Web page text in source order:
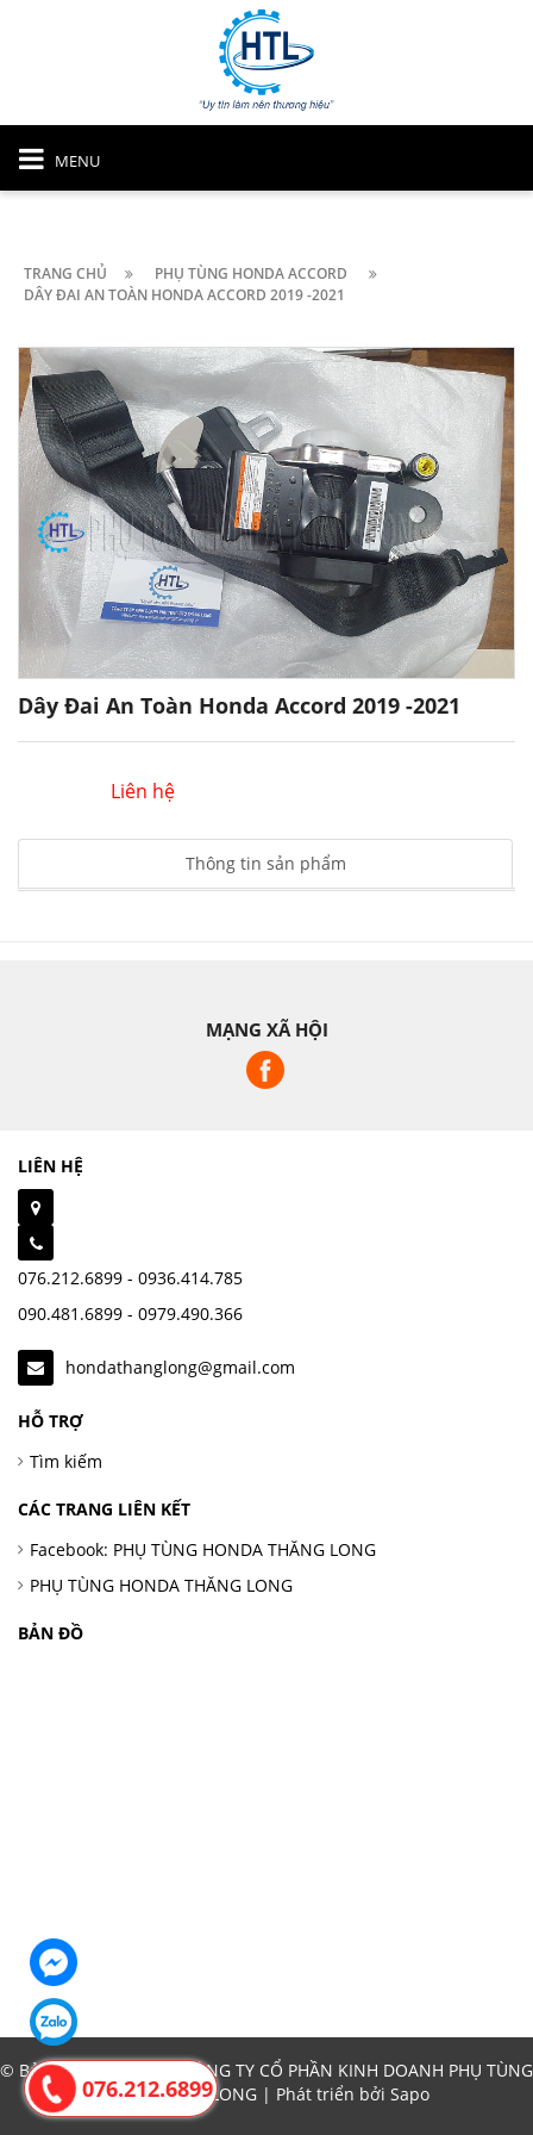
MENU
TRANG CHỦ
PHỤ TÙNG HONDA ACCORD
DÂY ĐAI AN TOÀN HONDA ACCORD 2019 -2021
Dây Đai An Toàn Honda Accord 2019 -2021
Liên hệ
Thông tin sản phẩm
MẠNG XÃ HỘI
LIÊN HỆ
076.212.6899 - 0936.414.785
090.481.6899 - 0979.490.366
hondathanglong@gmail.com
HỖ TRỢ
Tìm kiếm
CÁC TRANG LIÊN KẾT
Facebook: PHỤ TÙNG HONDA THĂNG LONG
PHỤ TÙNG HONDA THĂNG LONG
BẢN ĐỒ
© Bản quyền thuộc về CÔNG TY CỔ PHẦN KINH DOANH PHỤ TÙNG
Ô TÔ THĂNG LONG | Phát triển bởi Sapo
076.212.6899